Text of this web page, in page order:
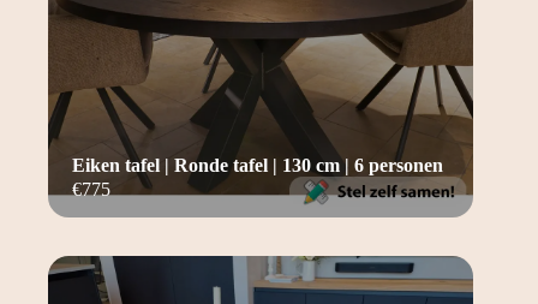
€775
Eiken tafel | Ronde tafel | 130 cm | 6 personen